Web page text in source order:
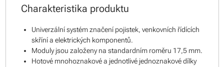
Charakteristika produktu
Univerzální systém značení pojistek, venkovních řídících
skříní a elektrických komponentů.
Moduly jsou založeny na standardním roměru 17,5 mm.
Hotové mnohoznakové a jednotlivé jednoznakové dílky